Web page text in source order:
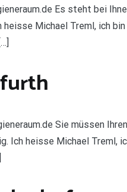
Es steht bei
Michael Treml, ich
Sie müssen
Ich heisse Michael Treml,